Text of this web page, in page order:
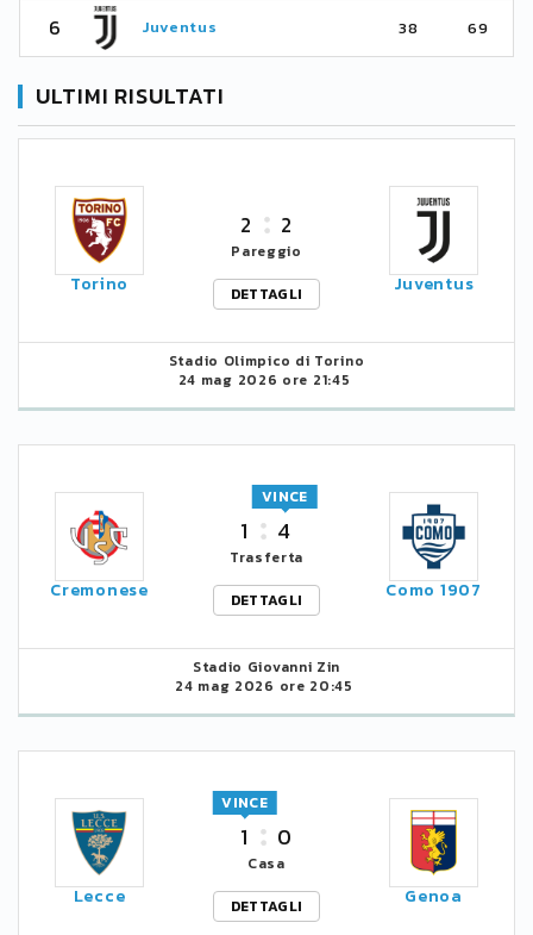
6 Juventus 38 69
ULTIMI RISULTATI
Torino
2 2
Pareggio
DETTAGLI
Juventus
Stadio Olimpico di Torino
24 mag 2026 ore 21:45
Cremonese
1 4
VINCE
Trasferta
DETTAGLI
Como 1907
Stadio Giovanni Zin
24 mag 2026 ore 20:45
Lecce
1
VINCE
0
Casa
DETTAGLI
Genoa